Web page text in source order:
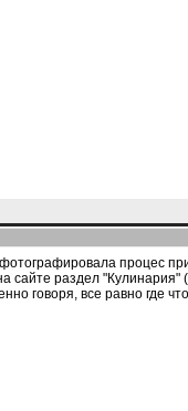
процес
сайте раздел
говоря, все равно где